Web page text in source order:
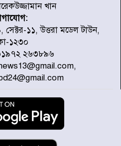
ঝোড়ো হাওয়াসহ বজ্রবৃষ্টির
ও সিলেটে সড়ক দুর্ঘটনায় নিহত
দেশজুড়ে ৪৫৮টি সড়ক
৪১৬ জন নিহত হয়েছেন
খান
১১, উত্তরা মডেল টাউন,
১২৩০
২৬৩৮৯৬